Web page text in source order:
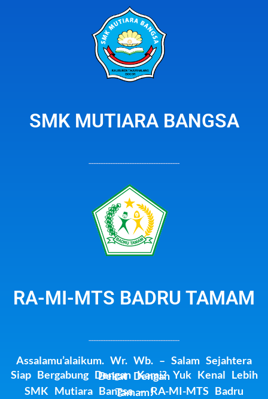
SMK MUTIARA BANGSA
--------------------------------------
RA-MI-MTS BADRU TAMAM
--------------------------------------
Assalamu’alaikum. Wr. Wb. – Salam Sejahtera
Siap Bergabung Dengan Kami? Yuk Kenal Lebih Dekat Dengan
SMK Mutiara Bangsa – RA-MI-MTS Badru Tamam!